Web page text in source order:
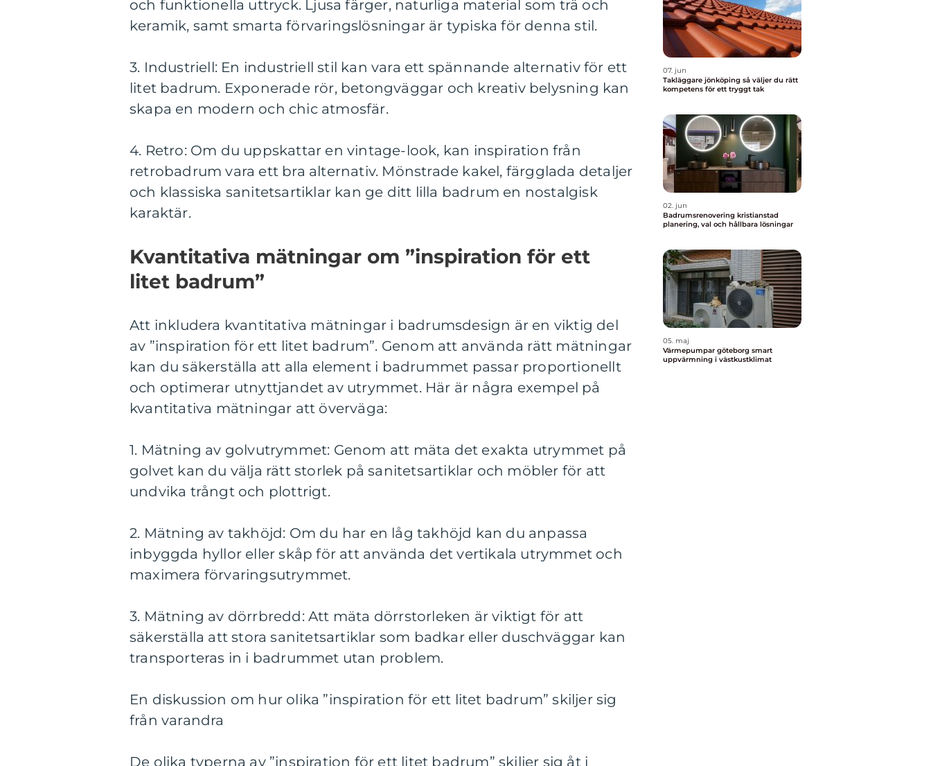
och funktionella uttryck. Ljusa färger, naturliga material som trä och
keramik, samt smarta förvaringslösningar är typiska för denna stil.
3. Industriell: En industriell stil kan vara ett spännande alternativ för ett
litet badrum. Exponerade rör, betongväggar och kreativ belysning kan
skapa en modern och chic atmosfär.
4. Retro: Om du uppskattar en vintage-look, kan inspiration från
retrobadrum vara ett bra alternativ. Mönstrade kakel, färgglada detaljer
och klassiska sanitetsartiklar kan ge ditt lilla badrum en nostalgisk
karaktär.
Kvantitativa mätningar om ”inspiration för ett
litet badrum”
Att inkludera kvantitativa mätningar i badrumsdesign är en viktig del
av ”inspiration för ett litet badrum”. Genom att använda rätt mätningar
kan du säkerställa att alla element i badrummet passar proportionellt
och optimerar utnyttjandet av utrymmet. Här är några exempel på
kvantitativa mätningar att överväga:
1. Mätning av golvutrymmet: Genom att mäta det exakta utrymmet på
golvet kan du välja rätt storlek på sanitetsartiklar och möbler för att
undvika trångt och plottrigt.
2. Mätning av takhöjd: Om du har en låg takhöjd kan du anpassa
inbyggda hyllor eller skåp för att använda det vertikala utrymmet och
maximera förvaringsutrymmet.
3. Mätning av dörrbredd: Att mäta dörrstorleken är viktigt för att
säkerställa att stora sanitetsartiklar som badkar eller duschväggar kan
transporteras in i badrummet utan problem.
En diskussion om hur olika ”inspiration för ett litet badrum” skiljer sig
från varandra
De olika typerna av ”inspiration för ett litet badrum” skiljer sig åt i
07. jun
Takläggare jönköping så väljer du rätt
kompetens för ett tryggt tak
02. jun
Badrumsrenovering kristianstad
planering, val och hållbara lösningar
05. maj
Värmepumpar göteborg smart
uppvärmning i västkustklimat